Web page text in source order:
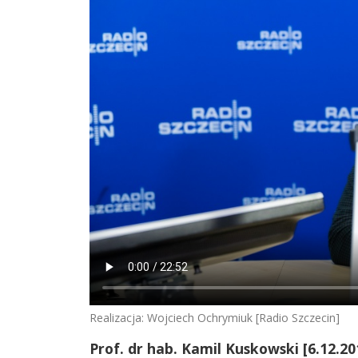
Realizacja: Wojciech Ochrymiuk [Radio Szczecin]
Prof. dr hab. Kamil Kuskowski